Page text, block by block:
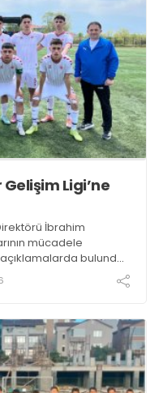
Ligi’ne
İbrahim
mücadele
bulundu.
çeken İshakoğlu,
değil, Türk futboluna